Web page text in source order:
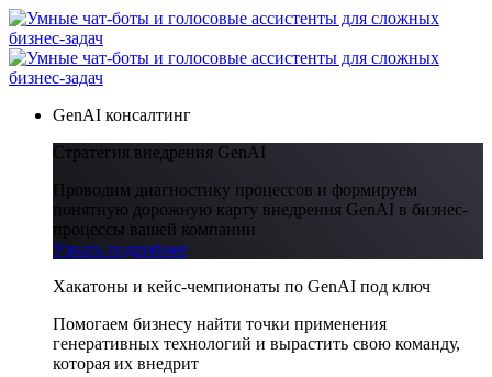
GenAI консалтинг
Стратегия внедрения GenAI
Проводим диагностику процессов и формируем
понятную дорожную карту внедрения GenAI в бизнес-
процессы вашей компании
Узнать подробнее
Хакатоны и кейс-чемпионаты по GenAI под ключ
Помогаем бизнесу найти точки применения
генеративных технологий и вырастить свою команду,
которая их внедрит